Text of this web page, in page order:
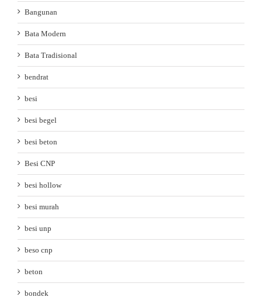
Bangunan
Bata Modern
Bata Tradisional
bendrat
besi
besi begel
besi beton
Besi CNP
besi hollow
besi murah
besi unp
beso cnp
beton
bondek